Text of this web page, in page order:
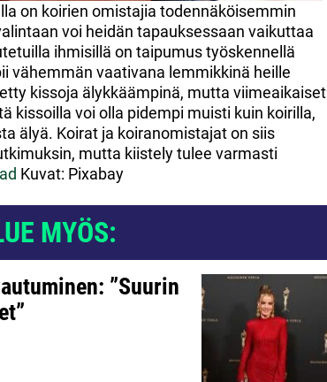
on koirien omistajia todennäköisemmin
voi heidän tapauksessaan vaikuttaa
ihmisillä on taipumus työskennellä
vähemmän vaativana lemmikkinä heille
kissoja älykkäämpinä, mutta viimeaikaiset
kissoilla voi olla pidempi muisti kuin koirilla,
älyä. Koirat ja koiranomistajat on siis
mutta kiistely tulee varmasti
Kuvat: Pixabay
MYÖS:
”Suurin